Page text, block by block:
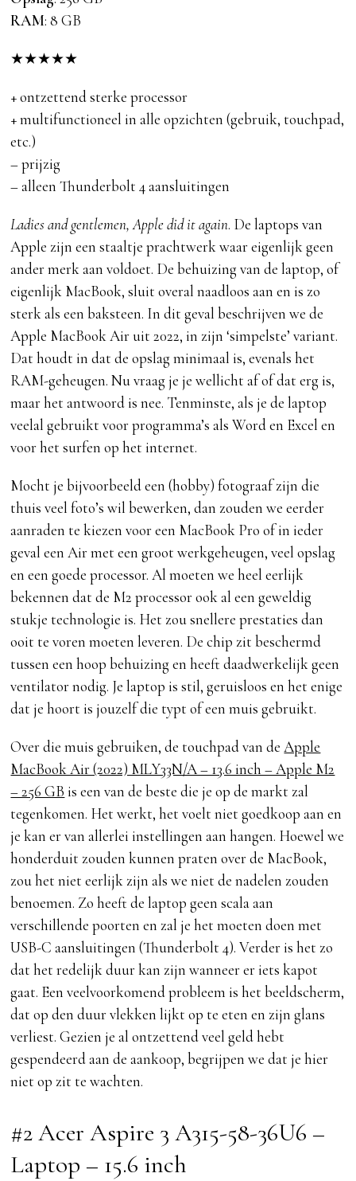
RAM: 8 GB
★★★★★
+ ontzettend sterke processor
+ multifunctioneel in alle opzichten (gebruik, touchpad,
etc.)
– prijzig
– alleen Thunderbolt 4 aansluitingen
Ladies and gentlemen, Apple did it again. De laptops van
Apple zijn een staaltje prachtwerk waar eigenlijk geen
ander merk aan voldoet. De behuizing van de laptop, of
eigenlijk MacBook, sluit overal naadloos aan en is zo
sterk als een baksteen. In dit geval beschrijven we de
Apple MacBook Air uit 2022, in zijn ‘simpelste’ variant.
Dat houdt in dat de opslag minimaal is, evenals het
RAM-geheugen. Nu vraag je je wellicht af of dat erg is,
maar het antwoord is nee. Tenminste, als je de laptop
veelal gebruikt voor programma’s als Word en Excel en
voor het surfen op het internet.
Mocht je bijvoorbeeld een (hobby) fotograaf zijn die
thuis veel foto’s wil bewerken, dan zouden we eerder
aanraden te kiezen voor een MacBook Pro of in ieder
geval een Air met een groot werkgeheugen, veel opslag
en een goede processor. Al moeten we heel eerlijk
bekennen dat de M2 processor ook al een geweldig
stukje technologie is. Het zou snellere prestaties dan
ooit te voren moeten leveren. De chip zit beschermd
tussen een hoop behuizing en heeft daadwerkelijk geen
ventilator nodig. Je laptop is stil, geruisloos en het enige
dat je hoort is jouzelf die typt of een muis gebruikt.
Over die muis gebruiken, de touchpad van deApple
MacBook Air (2022) MLY33N/A – 13.6 inch – Apple M2
– 256 GB is een van de beste die je op de markt zal
tegenkomen. Het werkt, het voelt niet goedkoop aan en
je kan er van allerlei instellingen aan hangen. Hoewel we
honderduit zouden kunnen praten over de MacBook,
zou het niet eerlijk zijn als we niet de nadelen zouden
benoemen. Zo heeft de laptop geen scala aan
verschillende poorten en zal je het moeten doen met
USB-C aansluitingen (Thunderbolt 4). Verder is het zo
dat het redelijk duur kan zijn wanneer er iets kapot
gaat. Een veelvoorkomend probleem is het beeldscherm,
dat op den duur vlekken lijkt op te eten en zijn glans
verliest. Gezien je al ontzettend veel geld hebt
gespendeerd aan de aankoop, begrijpen we dat je hier
niet op zit te wachten.
#2 Acer Aspire 3 A315-58-36U6 –
Laptop – 15.6 inch